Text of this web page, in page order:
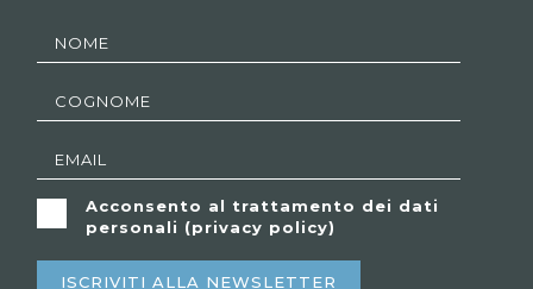
Acconsento al trattamento dei dati
personali (privacy policy)
ISCRIVITI ALLA NEWSLETTER